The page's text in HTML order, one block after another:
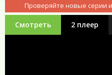
Проверяйте новые серии
Смотреть 2 плеер